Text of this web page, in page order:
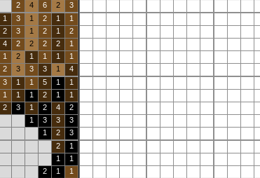
2
4 6 2
3
1 3 1 2 1
1
2 3 1 2 1
2
4 2 2 2 2
1
1 2 1 1 1
1
2 3 3 3 1
4
3 1 1 5 1
1
1 1 1 2 1
1
2 3 1 2 4
2
1
3 3
3
1
2
3
2
1
1
1
2
1
1